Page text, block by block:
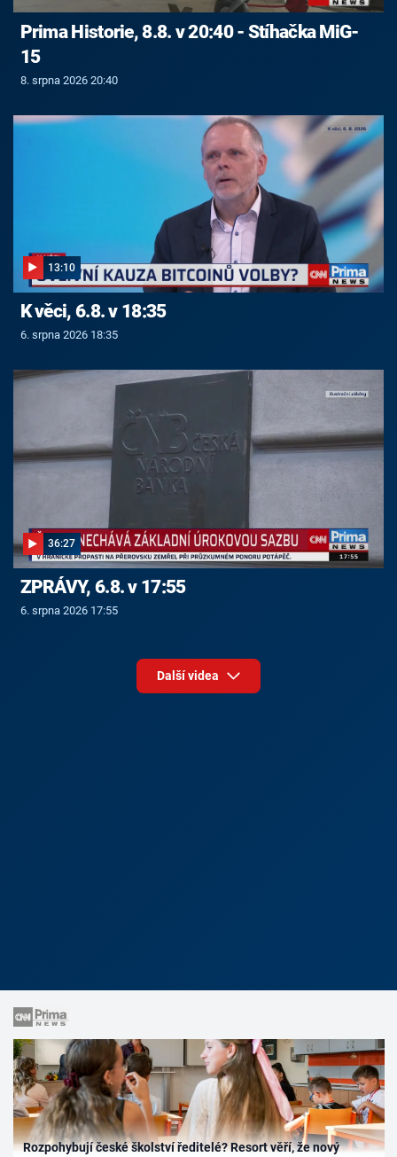
Prima Historie, 8.8. v 20:40 - Stíhačka MiG-
15
8. srpna 2026 20:40
13:10
K věci, 6.8. v 18:35
6. srpna 2026 18:35
36:27
ZPRÁVY, 6.8. v 17:55
6. srpna 2026 17:55
Další videa
Rozpohybují české školství ředitelé? Resort věří, že nový